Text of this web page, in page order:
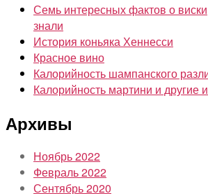
Семь интересных фактов о
знали
История коньяка Хеннесси
Красное вино
Калорийность шампанского
Калорийность мартини и другие
Архивы
Ноябрь 2022
Февраль 2022
Сентябрь 2020